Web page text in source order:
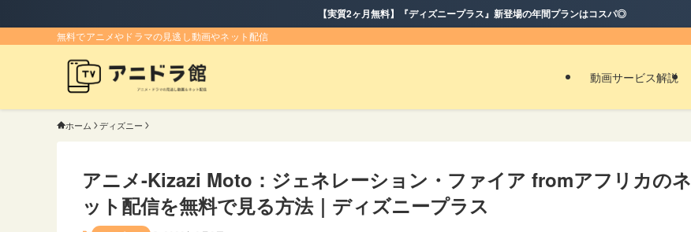
【実質2ヶ月無料】『ディズニープラス』新登場の年間プランはコスパ◎
無料でアニメやドラマの見逃し動画やネット配信
動画サービス解説
ホーム ディズニー
アニメ-Kizazi Moto：ジェネレーション・ファイア fromアフリカのネ
ット配信を無料で見る方法｜ディズニープラス